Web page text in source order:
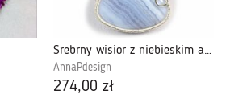
Srebrny wisior z niebieskim agatem pasiastym
AnnaPdesign
274,00 zł